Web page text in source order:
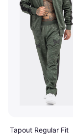
Tapout Regular Fit